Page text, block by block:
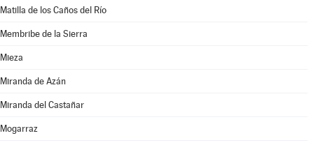
Matilla de los Caños del Río
Membribe de la Sierra
Mieza
Miranda de Azán
Miranda del Castañar
Mogarraz